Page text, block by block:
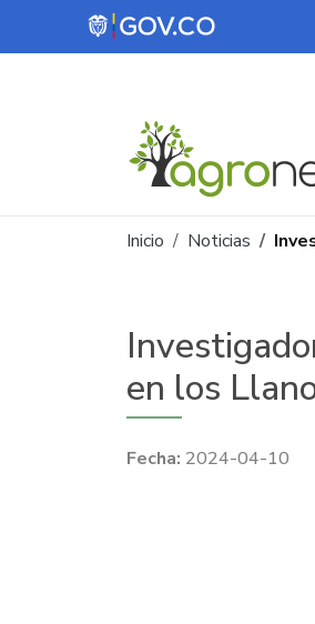
Pasar al contenido principal
Ruta de
Inicio Noticias
en los
2024-04-10